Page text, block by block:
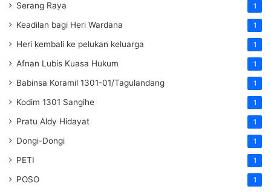
Serang Raya 1
Keadilan bagi Heri Wardana 1
Heri kembali ke pelukan keluarga 1
Afnan Lubis Kuasa Hukum 1
Babinsa Koramil 1301-01/Tagulandang 1
Kodim 1301 Sangihe 1
Pratu Aldy Hidayat 1
Dongi-Dongi 1
PETI 1
POSO 1